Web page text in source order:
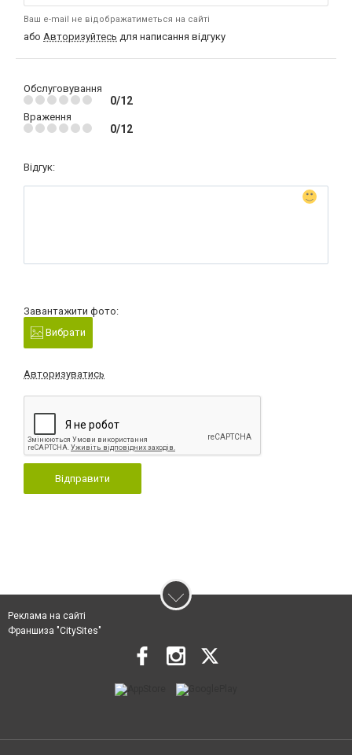
Ваш e-mail не відображатиметься на сайті
або Авторизуйтесь для написання відгуку
Обслуговування
0/12
Враження
0/12
Відгук:
Завантажити фото:
Вибрати
Авторизуватись
Відправити
Реклама на сайті
Франшиза "CitySites"